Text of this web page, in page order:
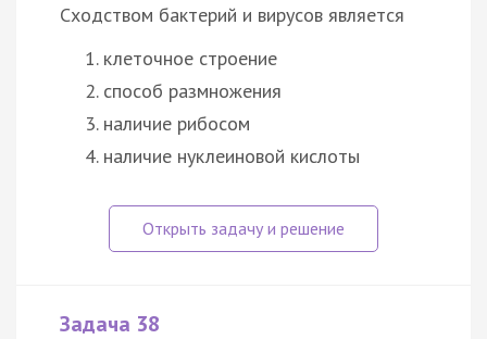
Сходством бактерий и вирусов является
клеточное строение
способ размножения
наличие рибосом
наличие нуклеиновой кислоты
Задача 38